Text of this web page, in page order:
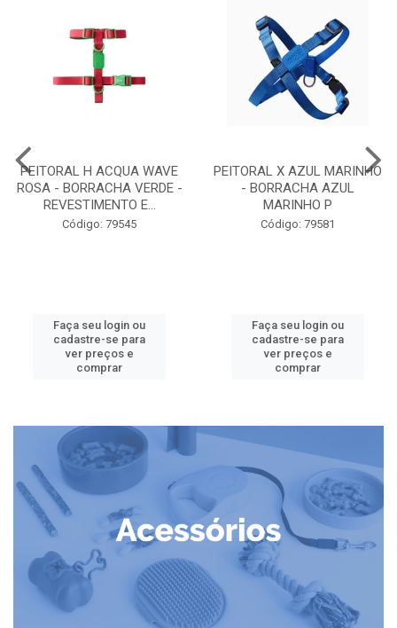
PEITORAL H ACQUA WAVE
ROSA - BORRACHA VERDE -
REVESTIMENTO E...
Código: 79545
Faça seu login ou
cadastre-se para
ver preços e
comprar
PEITORAL X AZUL MARINHO
- BORRACHA AZUL
MARINHO P
Código: 79581
Faça seu login ou
cadastre-se para
ver preços e
comprar